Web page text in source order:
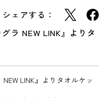
シェアする：
ラ NEW LINK』よりタ
LINK』よりタオルケッ